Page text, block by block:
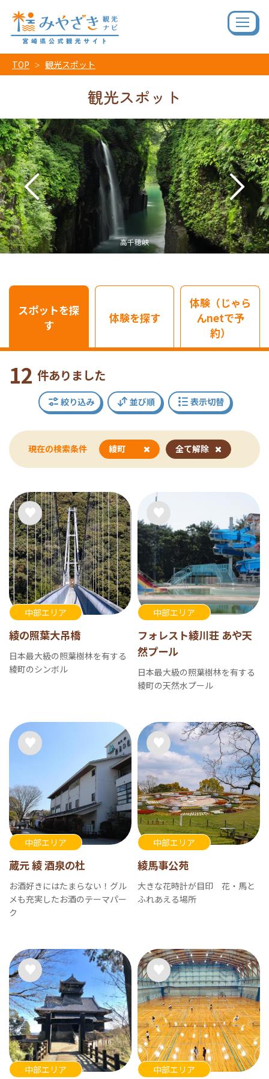
TOP 観光スポット
観光スポット
青島
スポットを探
す
体験を探す
体験（じゃら
んnetで予
約）
12 件ありました
絞り込み 並び順 表示切替
現在の検索条件 綾町 全て解除
中部エリア
綾の照葉大吊橋
日本最大級の照葉樹林を有する
綾町のシンボル
中部エリア
フォレスト綾川荘 あや天
然プール
日本最大級の照葉樹林を有する
綾町の天然水プール
中部エリア
蔵元 綾 酒泉の杜
お酒好きにはたまらない！グル
メも充実したお酒のテーマパー
ク
中部エリア
綾馬事公苑
大きな花時計が目印 花・馬と
ふれあえる場所
中部エリア 中部エリア